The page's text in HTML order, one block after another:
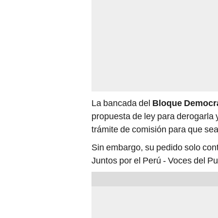
La bancada del Bloque
propuesta de ley para
trámite de comisión para que
Sin embargo, su pedido solo
Juntos por el Perú - Voces del